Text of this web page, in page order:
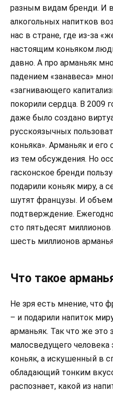
разным видам бренди. И
алкогольных напитков
нас в стране, где из-за
настоящим коньяком
давно. А про арманьяк
падением «занавеса»
«загнивающего
покорили сердца. В 2009
даже было создано
русскоязычных
коньяка». Арманьяк и его
из тем обсуждения. Но
гасконское бренди
подарили коньяк миру, а
шутят французы. И
подтверждение.
сто пятьдесят
шесть миллионов
Что такое
Не зря есть мнение, что
– и подарили напиток
арманьяк. Так что же это
малосведущего человека
коньяк, а искушенный в
обладающий тонким
распознает, какой из